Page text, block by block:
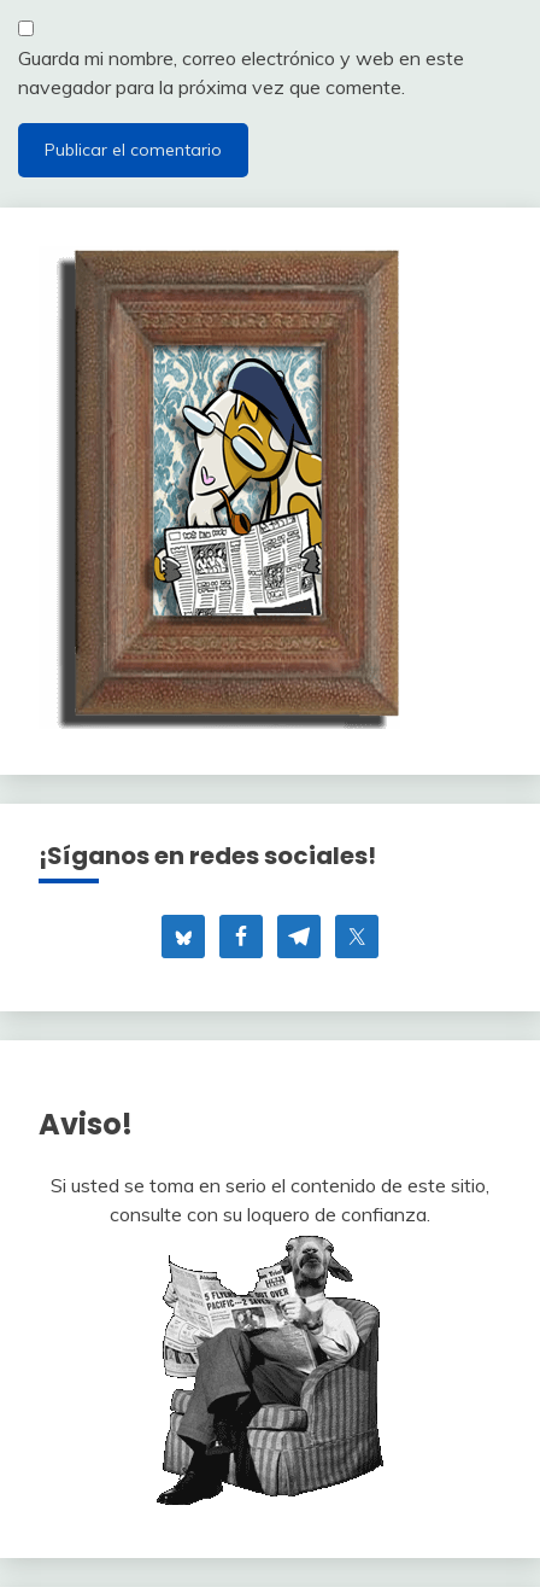
Guarda mi nombre, correo electrónico y web en este
navegador para la próxima vez que comente.
¡Síganos en redes sociales!
Aviso!
Si usted se toma en serio el contenido de este sitio,
consulte con su loquero de confianza.